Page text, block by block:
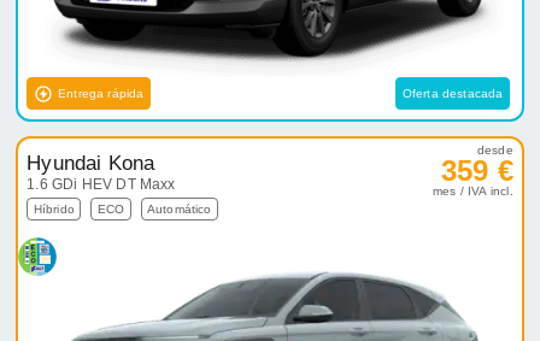
Entrega rápida Oferta destacada
Hyundai Kona
1.6 GDi HEV DT Maxx
Híbrido ECO Automático
desde
359 €
mes / IVA incl.